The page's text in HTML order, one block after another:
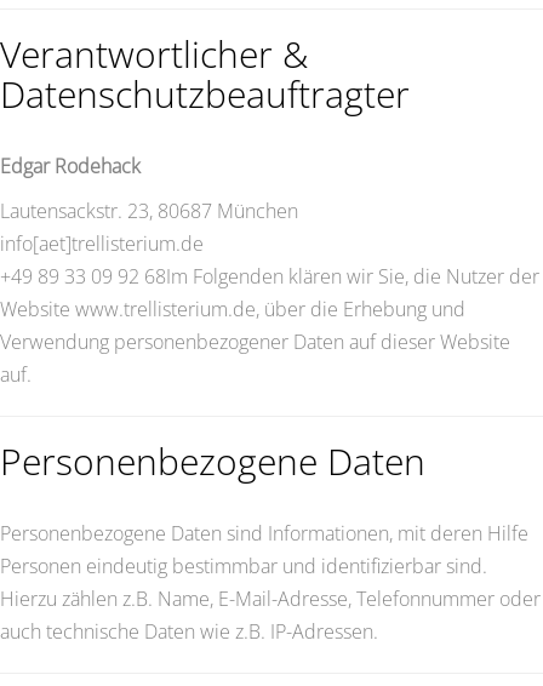
Verantwortlicher &
Datenschutzbeauftragter
Edgar Rodehack
Lautensackstr. 23, 80687 München
info[aet]trellisterium.de
+49 89 33 09 92 68Im Folgenden klären wir Sie, die Nutzer der
Website www.trellisterium.de, über die Erhebung und
Verwendung personenbezogener Daten auf dieser Website
auf.
Personenbezogene Daten
Personenbezogene Daten sind Informationen, mit deren Hilfe
Personen eindeutig bestimmbar und identifizierbar sind.
Hierzu zählen z.B. Name, E-Mail-Adresse, Telefonnummer oder
auch technische Daten wie z.B. IP-Adressen.